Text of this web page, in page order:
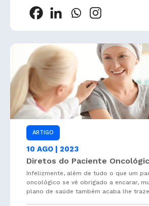
ARTIGO
10 AGO | 2023
Diretos do Paciente
Infelizmente, além de tudo o que um
oncológico se vê obrigado a encarar,
plano de saúde também acaba lhe